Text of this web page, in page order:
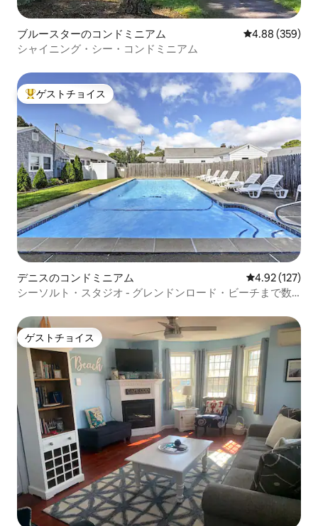
ブルースターのコンドミニアム レビュー359
4.88 (359)
シャイニング・シー・コンドミニアム
大好評のゲストチョイスです。
ゲストチョイス
デニスのコンドミニアム レビュー127
4.92 (127)
シーソルト・スタジオ - グレンドンロード・ビーチまで数
ゲストチョイス
ゲストチョイス